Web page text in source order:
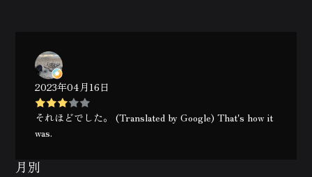
2023年04月16日
それほどでした。 (Translated by Google) That's how it
was.
月別